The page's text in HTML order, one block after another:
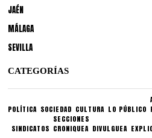
JAÉN
MÁLAGA
SEVILLA
CATEGORÍAS
POLÍTICA SOCIEDAD CULTURA LO PÚBLICO
SINDICATOS
SECCIONES
CRONIQUEA DIVULGUEA